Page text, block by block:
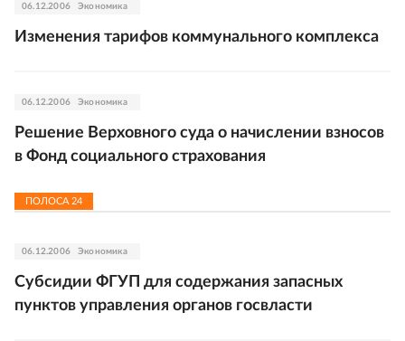
06.12.2006 Экономика
Изменения тарифов коммунального комплекса
06.12.2006 Экономика
Решение Верховного суда о начислении взносов
в Фонд социального страхования
ПОЛОСА 24
06.12.2006 Экономика
Субсидии ФГУП для содержания запасных
пунктов управления органов госвласти